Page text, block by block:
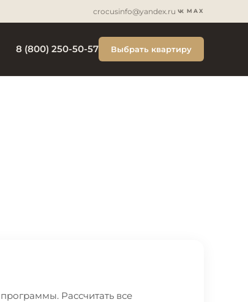
crocusinfo@yandex.ru MAX
8 (800) 250-50-57 Выбрать квартиру
Рассчитать все